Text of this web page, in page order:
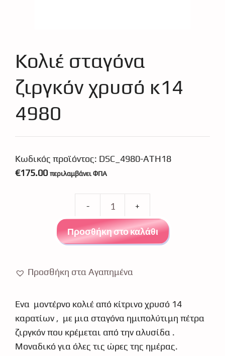
Κολιέ σταγόνα
ζιργκόν χρυσό κ14
4980
Κωδικός προϊόντος: DSC_4980-ATH18
€175.00 περιλαμβάνει ΦΠΑ
σταγόνα
ζιργκόν
Προσθήκη στο καλάθι
Προσθήκη στα Αγαπημένα
Ένα μοντέρνο κολιέ από κίτρινο χρυσό 14
καρατίων , με μια σταγόνα ημιπολύτιμη πέτρα
ζιργκόν που κρέμεται από την αλυσίδα .
Μοναδικό για όλες τις ώρες της ημέρας.